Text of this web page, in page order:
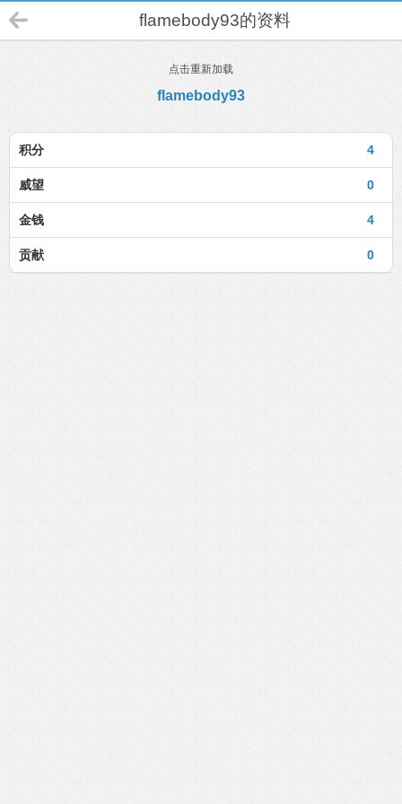
flamebody93的资料
点击重新加载
flamebody93
4
积分
0
威望
4
金钱
0
贡献